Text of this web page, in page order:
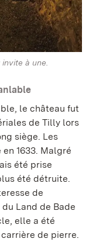
à une.
le château fut
de Tilly lors
siège. Les
1633. Malgré
été prise
été détruite.
de
Land de Bade
elle a été
de pierre.